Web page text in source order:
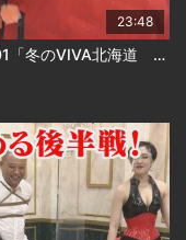
23:48
ハレバレティモンディ 4月3日放送 ＃01「冬のVIVA北海道 前半戦」